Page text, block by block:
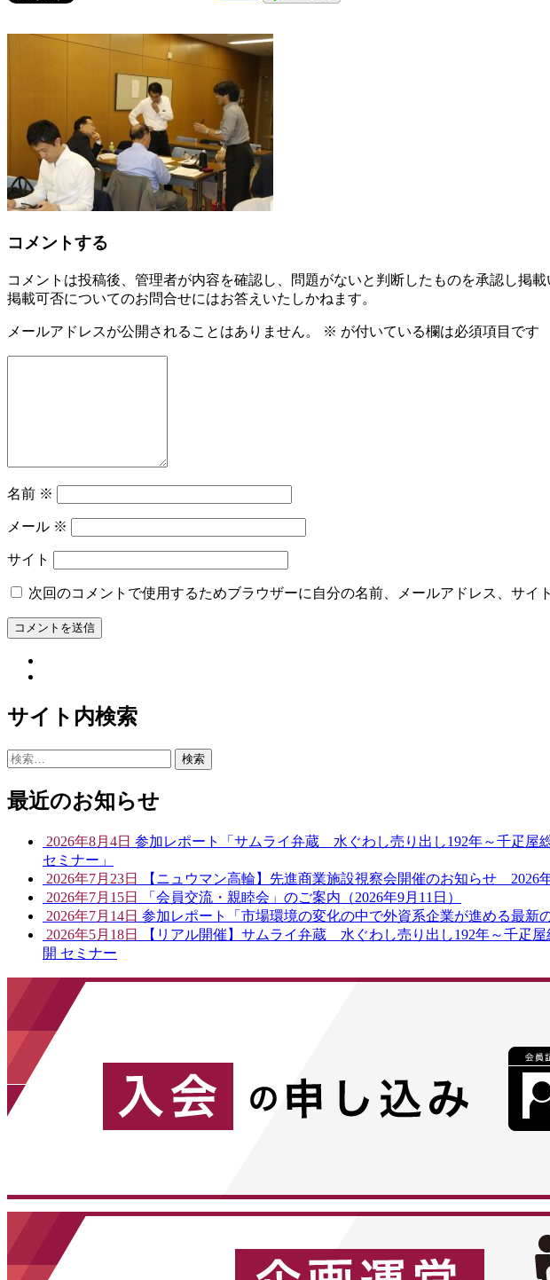
コメントする
コメントは投稿後、管理者が内容を確認し、問題がないと判断したものを承認し掲載
掲載可否についてのお問合せにはお答えいたしかねます。
メールアドレスが公開されることはありません。 ※ が付いている欄は必須項目です
名前 ※
メール ※
サイト
次回のコメントで使用するためブラウザーに自分の名前、メールアドレス、サイ
サイト内検索
検
最近のお知らせ
2026年8月4日 参加レポート「サムライ弁蔵 水ぐわし売り出し192年～千疋屋
セミナー」
2026年7月23日
【ニュウマン高輪】先進商業施設視察会開催のお知らせ 2026
2026年7月15日
「会員交流・親睦会」のご案内（2026年9月11日）
2026年7月14日 参加レポート「市場環境の変化の中で外資系企業が進める最新
2026年5月18日
【リアル開催】サムライ弁蔵 水ぐわし売り出し192年～千疋
開 セミナー